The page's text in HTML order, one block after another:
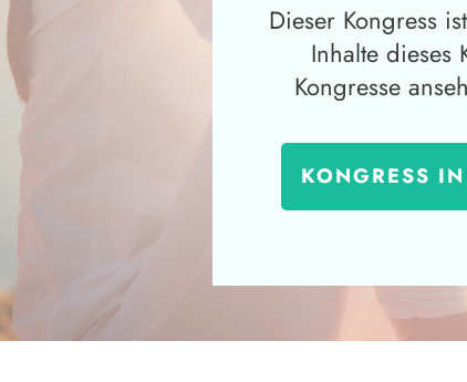
Dieser Kongress
Inhalte dieses
Kongresse
KONGRESS